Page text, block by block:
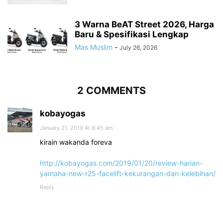
3 Warna BeAT Street 2026, Harga
Baru & Spesifikasi Lengkap
Mas Muslim - July 26, 2026
2 COMMENTS
kobayogas
January 21, 2019 At 8:45 am
kirain wakanda foreva
http://kobayogas.com/2019/01/20/review-harian-
yamaha-new-r25-facelift-kekurangan-dan-kelebihan/
Reply